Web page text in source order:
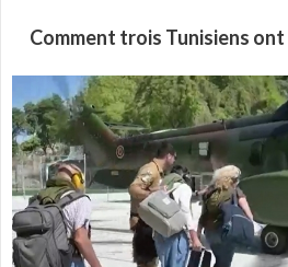
Comment trois Tunisiens